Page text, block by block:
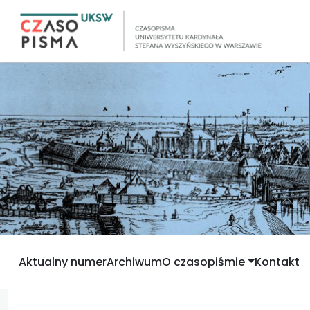
Aktualny numerArchiwumO czasopiśmie Kontakt